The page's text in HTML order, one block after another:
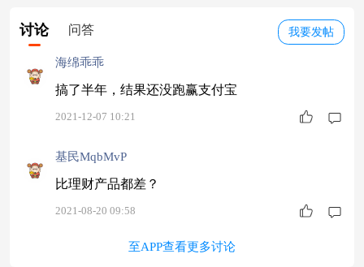
我要发帖
讨论 问答
海绵乖乖
搞了半年，结果还没跑赢支付宝
2021-12-07 10:21
基民MqbMvP
比理财产品都差？
2021-08-20 09:58
至APP查看更多讨论